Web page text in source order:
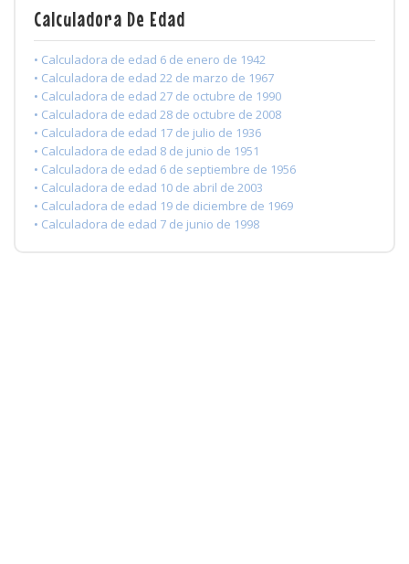
Calculadora De Edad
• Calculadora de edad 6 de enero de 1942
• Calculadora de edad 22 de marzo de 1967
• Calculadora de edad 27 de octubre de 1990
• Calculadora de edad 28 de octubre de 2008
• Calculadora de edad 17 de julio de 1936
• Calculadora de edad 8 de junio de 1951
• Calculadora de edad 6 de septiembre de 1956
• Calculadora de edad 10 de abril de 2003
• Calculadora de edad 19 de diciembre de 1969
• Calculadora de edad 7 de junio de 1998